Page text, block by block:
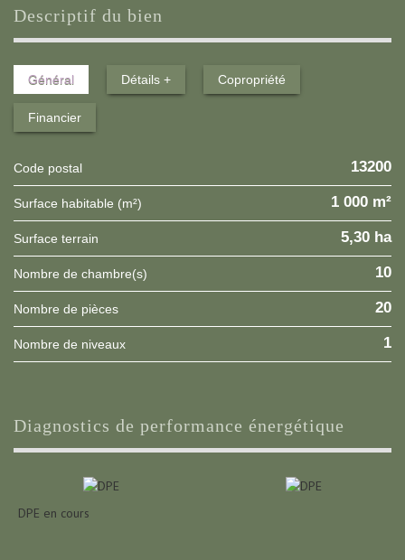
descriptif du bien
Général Détails + Copropriété
Financier
Code postal 13200
Surface habitable (m²) 1 000 m²
surface terrain 5,30 ha
Nombre de chambre(s) 10
Nombre de pièces 20
Nombre de niveaux 1
diagnostics de performance énergétique
DPE en cours